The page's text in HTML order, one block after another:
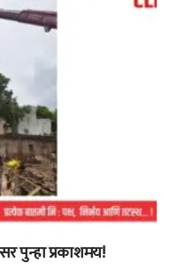
पुन्हा प्रकाशमय!